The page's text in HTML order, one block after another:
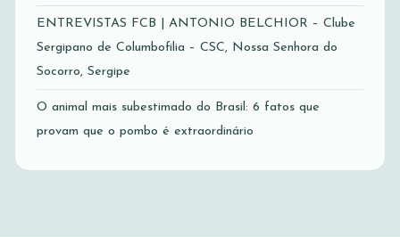
ENTREVISTAS FCB | ANTONIO BELCHIOR – Clube
Sergipano de Columbofilia – CSC, Nossa Senhora do
Socorro, Sergipe
O animal mais subestimado do Brasil: 6 fatos que
provam que o pombo é extraordinário